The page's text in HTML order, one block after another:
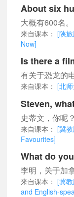
About six
大概有600名。
来自课本： [陕
Now]
Is there a
有关于恐龙的
来自课本： [北
Steven,
史蒂文，你呢？
来自课本： [冀
Favourites]
What do
李明，关于加
来自课本： [冀
and English-